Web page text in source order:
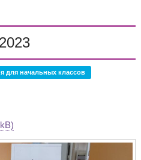
для начальных классов